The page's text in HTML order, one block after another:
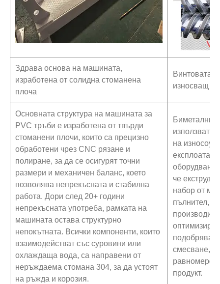
Здрава основа на машината,
изработена от солидна стоманена
плоча
Винтовата
износващ
Основната структура на машината за
PVC тръби е изработена от твърди
стоманени плочи, които са прецизно
обработени чрез CNC рязане и
полиране, за да се осигурят точни
размери и механичен баланс, което
позволява непрекъсната и стабилна
работа. Дори след 20+ години
непрекъсната употреба, рамката на
машината остава структурно
непокътната. Всички компоненти, които
взаимодействат със суровини или
охлаждаща вода, са направени от
неръждаема стомана 304, за да устоят
на ръжда и корозия.
използват
на
че
набор от
пълнител,
подобрява
смесване,
равномерен
продукт.